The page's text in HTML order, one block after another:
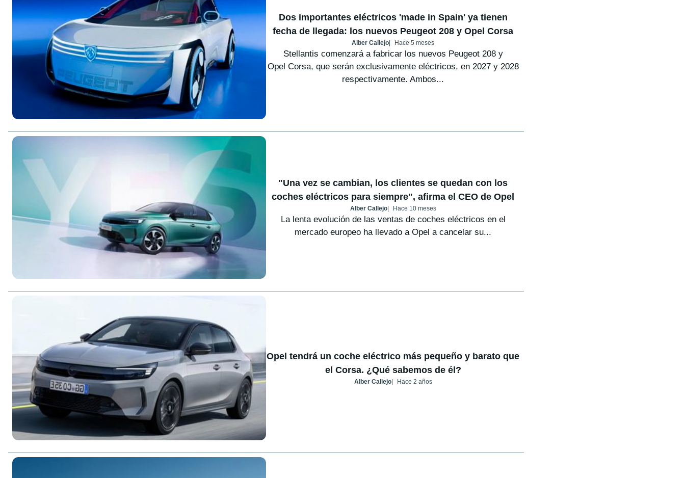
Dos importantes eléctricos 'made in Spain' ya tienen
fecha de llegada: los nuevos Peugeot 208 y Opel Corsa
Alber Callejo Hace 5 meses
Stellantis comenzará a fabricar los nuevos Peugeot 208 y
Opel Corsa, que serán exclusivamente eléctricos, en 2027 y 2028
respectivamente. Ambos...
"Una vez se cambian, los clientes se quedan con los
coches eléctricos para siempre", afirma el CEO de Opel
Alber Callejo Hace 10 meses
La lenta evolución de las ventas de coches eléctricos en el
mercado europeo ha llevado a Opel a cancelar su...
Opel tendrá un coche eléctrico más pequeño y barato que
el Corsa. ¿Qué sabemos de él?
Alber Callejo Hace 2 años